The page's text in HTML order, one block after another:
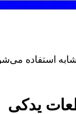
ام315 و سایر مدل‌های
یدکی